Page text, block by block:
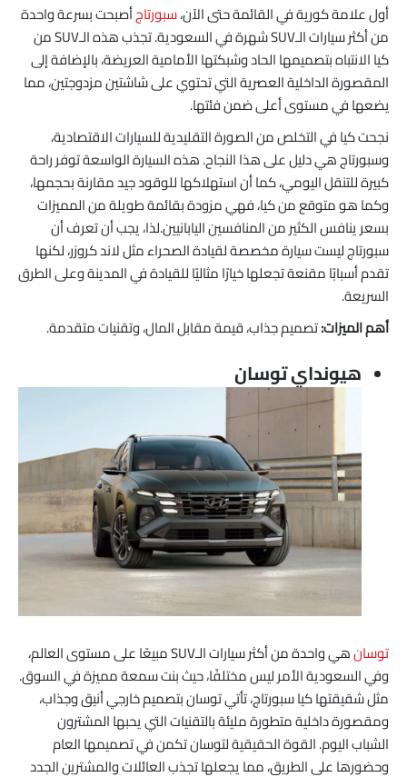
أول علامة كورية في القائمة حتى الآن،سبورتاجأصبحت بسرعة واحدة
من أكثر سيارات الـSUV شهرة في السعودية. تجذب هذه الـSUV من
كيا الانتباه بتصميمها الحاد وشبكتها الأمامية العريضة، بالإضافة إلى
المقصورة الداخلية العصرية التي تحتوي على شاشتين مزدوجتين، مما
يضعها في مستوى أعلى ضمن فئتها.
نجحت كيا في التخلص من الصورة التقليدية للسيارات الاقتصادية،
وسبورتاج هي دليل على هذا النجاح. هذه السيارة الواسعة توفر راحة
كبيرة للتنقل اليومي، كما أن استهلاكها للوقود جيد مقارنة بحجمها،
وكما هو متوقع من كيا، فهي مزودة بقائمة طويلة من المميزات
بسعر ينافس الكثير من المنافسين اليابانيين.لذا، يجب أن تعرف أن
سبورتاج ليست سيارة مخصصة لقيادة الصحراء مثل لاند كروزر، لكنها
تقدم أسبابًا مقنعة تجعلها خيارًا مثاليًا للقيادة في المدينة وعلى الطرق
السريعة.
أهم الميزات:تصميم جذاب، قيمة مقابل المال، وتقنيات متقدمة.
هيونداي توسان
توسان
هي واحدة من أكثر سيارات الـSUV مبيعًا على مستوى العالم،
وفي السعودية الأمر ليس مختلفًا، حيث بنت سمعة مميزة في السوق.
مثل شقيقتها كيا سبورتاج، تأتي توسان بتصميم خارجي أنيق وجذاب،
ومقصورة داخلية متطورة مليئة بالتقنيات التي يحبها المشترون
الشباب اليوم. القوة الحقيقية لتوسان تكمن في تصميمها العام
وحضورها على الطريق، مما يجعلها تجذب العائلات والمشترين الجدد